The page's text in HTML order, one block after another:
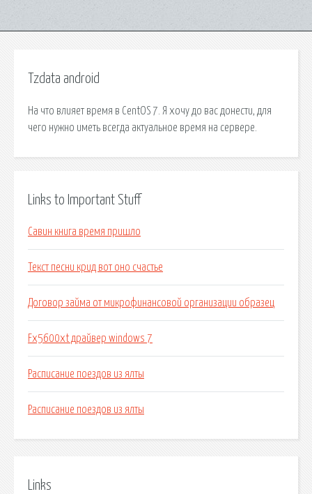
Tzdata android
На что влияет время в CentOS 7. Я хочу до вас донести, для
чего нужно иметь всегда актуальное время на сервере.
Links to Important Stuff
Савин книга время пришло
Текст песни крид вот оно счастье
Договор займа от микрофинансовой организации образец
Fx5600xt драйвер windows 7
Расписание поездов из ялты
Расписание поездов из ялты
Links